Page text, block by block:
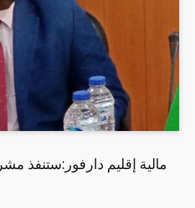
مالية إقليم دارفور:ستنفذ